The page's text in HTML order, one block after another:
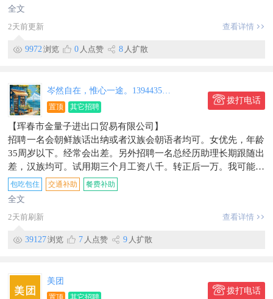
信息有效期到2026/03/20
全文
2天前更新
查看详情
9972 浏览 0 人点赞 8 人扩散
置顶 其它招聘
拨打电话
【珲春市金量子进出口贸易有限公司】
招聘一名会朝鲜族话出纳或者汉族会朝语者均可。女优先，年龄
35周岁以下。经常会出差。另外招聘一名总经历助理长期跟随出
差，汉族均可。试用期三个月工资八千。转正后一万。我可能经
常在朝鲜加我微信xiaozi1986111
地址：靖东小区
包吃包住 交通补助 餐费补助
全文
2天前刷新
查看详情
39127浏览 7 人点赞 9 人扩散
美团
置顶 其它招聘
拨打电话